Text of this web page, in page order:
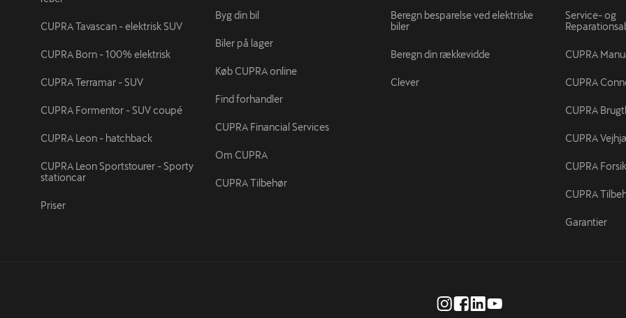
CUPRA Tavascan - elektrisk SUV
CUPRA Born - 100% elektrisk
CUPRA Terramar - SUV
CUPRA Formentor - SUV coupé
CUPRA Leon - hatchback
CUPRA Leon Sportstourer - Sporty
stationcar
Priser
Byg din bil
Biler på lager
Køb CUPRA online
Find forhandler
CUPRA Financial Services
Om CUPRA
CUPRA Tilbehør
Beregn besparelse ved elektriske
biler
Beregn din rækkevidde
Clever
Service- og
CUPRA
CUPRA
CUPRA
CUPRA
CUPRA
CUPRA
Garantier